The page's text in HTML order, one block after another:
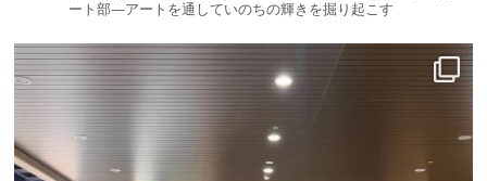
ート部—アートを通していのちの輝きを掘り起こす